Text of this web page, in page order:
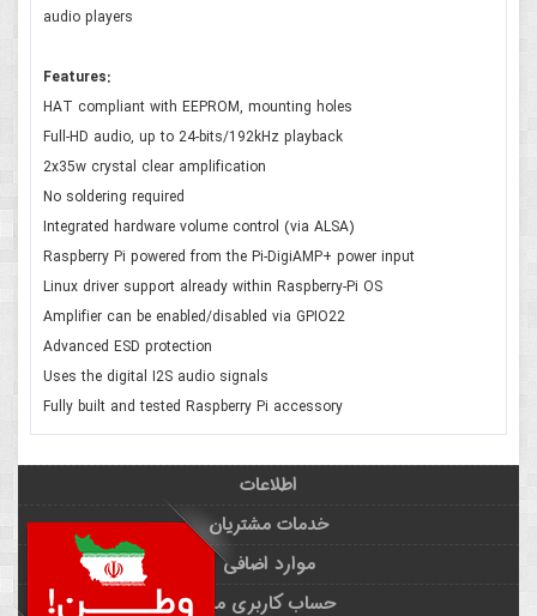
audio players
Features:
HAT compliant with EEPROM, mounting holes
Full-HD audio, up to 24-bits/192kHz playback
2x35w crystal clear amplification
No soldering required
Integrated hardware volume control (via ALSA)
Raspberry Pi powered from the Pi-DigiAMP+ power input
Linux driver support already within Raspberry-Pi OS
Amplifier can be enabled/disabled via GPIO22
Advanced ESD protection
Uses the digital I2S audio signals
Fully built and tested Raspberry Pi accessory
اطلاعات
خدمات مشتریان
موارد اضافی
حساب کاربری من